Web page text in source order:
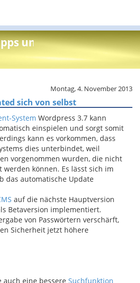
und Info
Montag, 4. November 2013
sich von selbst
System Wordpress 3.7 kann
einspielen und sorgt somit
kann es vorkommen, dass
dies unterbindet, weil
vorgenommen wurden, die nicht
können. Es lässt sich im
das automatische Update
auf die nächste Hauptversion
Betaversion implementiert.
von Passwörtern verschärft,
Sicherheit jetzt höhere
auch eine bessere Suchfunktion